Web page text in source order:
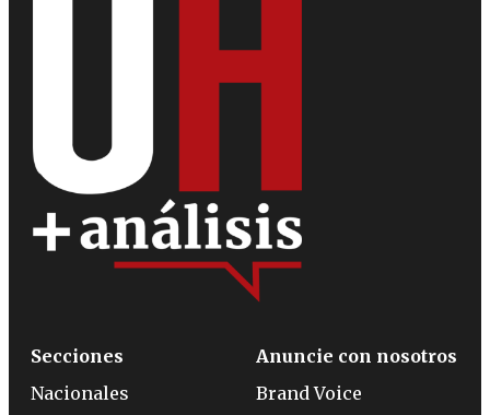
Secciones
Nacionales
Anuncie con nosotros
Brand Voice